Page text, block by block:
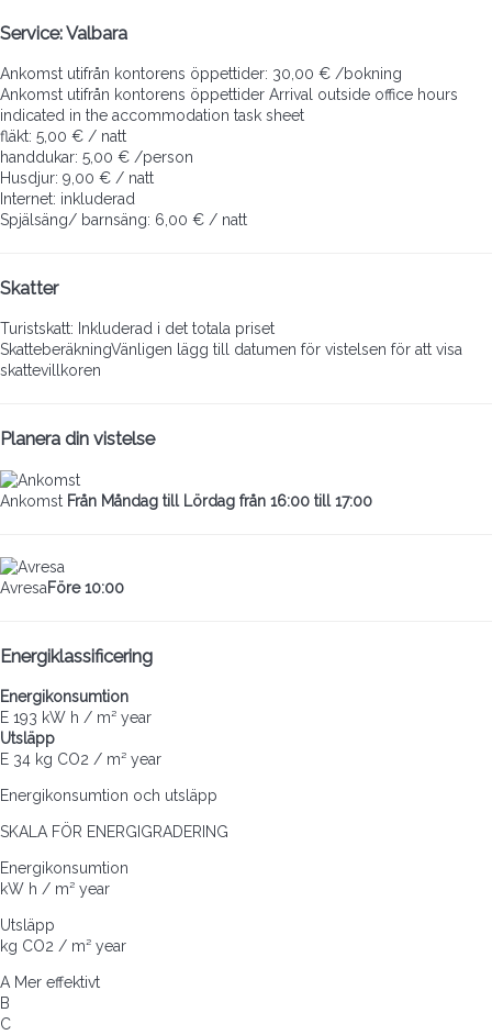
Service: Valbara
Ankomst utifrån kontorens öppettider: 30,00 € /bokning
Ankomst utifrån kontorens öppettider Arrival outside office hours
indicated in the accommodation task sheet
fläkt: 5,00 € / natt
handdukar: 5,00 € /person
Husdjur: 9,00 € / natt
Internet: inkluderad
Spjälsäng/ barnsäng: 6,00 € / natt
Skatter
Turistskatt: Inkluderad i det totala priset
SkatteberäkningVänligen lägg till datumen för vistelsen för att visa
skattevillkoren
Planera din vistelse
Ankomst Från Måndag till Lördag från 16:00 till 17:00
AvresaFöre 10:00
Energiklassificering
Energikonsumtion
E 193 kW h / m² year
Utsläpp
E 34 kg CO2 / m² year
Energikonsumtion och utsläpp
SKALA FÖR ENERGIGRADERING
Energikonsumtion
kW h / m² year
Utsläpp
kg CO2 / m² year
A Mer effektivt
B
C